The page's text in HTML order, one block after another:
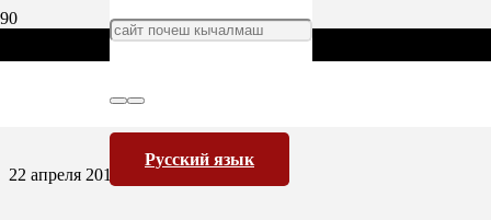
Русский язык
22 апреля 2016